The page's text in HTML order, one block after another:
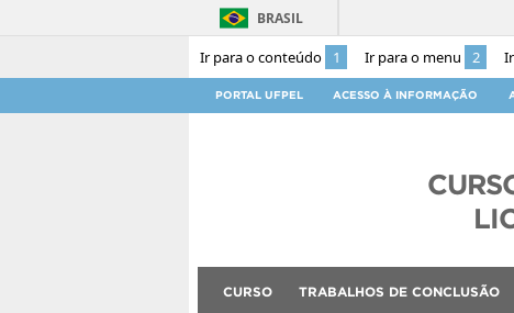
Ir para o conteúdo 1 Ir para o menu 2
BRASIL
PORTAL UFPEL ACESSO À INFORMAÇÃO
CURSO TRABALHOS DE CONCLUSÃO